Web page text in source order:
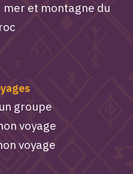
et montagne du
groupe
voyage
voyage